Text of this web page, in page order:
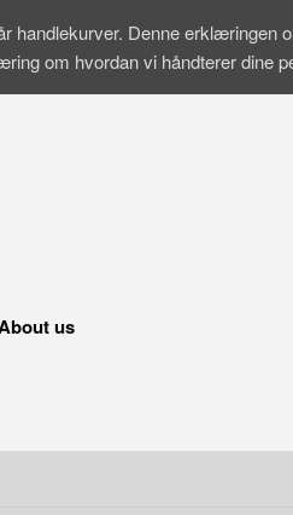
us
handlekurver. Denne erklæringen
om hvordan vi håndterer dine